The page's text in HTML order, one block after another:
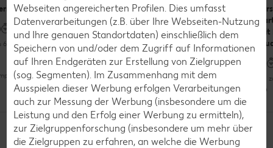
60 Minuten
Hühnchen-
Hirsotto
Unkompliziert
Glutenfrei
Vegetarisch
Lauwarmer
Linsen-Hirse-
Salat
Bis zu 30 Minuten
Raffiniert
Vegetarisch
Bis
Noch mehr Rezepte entdecken
Webseiten angereicherten Profilen. Dies umfasst
Datenverarbeitungen (z.B. über Ihre Webseiten-Nutzung
und Ihre genauen Standortdaten) einschließlich dem
Speichern von und/oder dem Zugriff auf Informationen
auf Ihren Endgeräten zur Erstellung von Zielgruppen
(sog. Segmenten). Im Zusammenhang mit dem
Ausspielen dieser Werbung erfolgen Verarbeitungen
auch zur Messung der Werbung (insbesondere um die
Leistung und den Erfolg einer Werbung zu ermitteln),
zur Zielgruppenforschung (insbesondere um mehr über
die Zielgruppen zu erfahren, an welche die Werbung